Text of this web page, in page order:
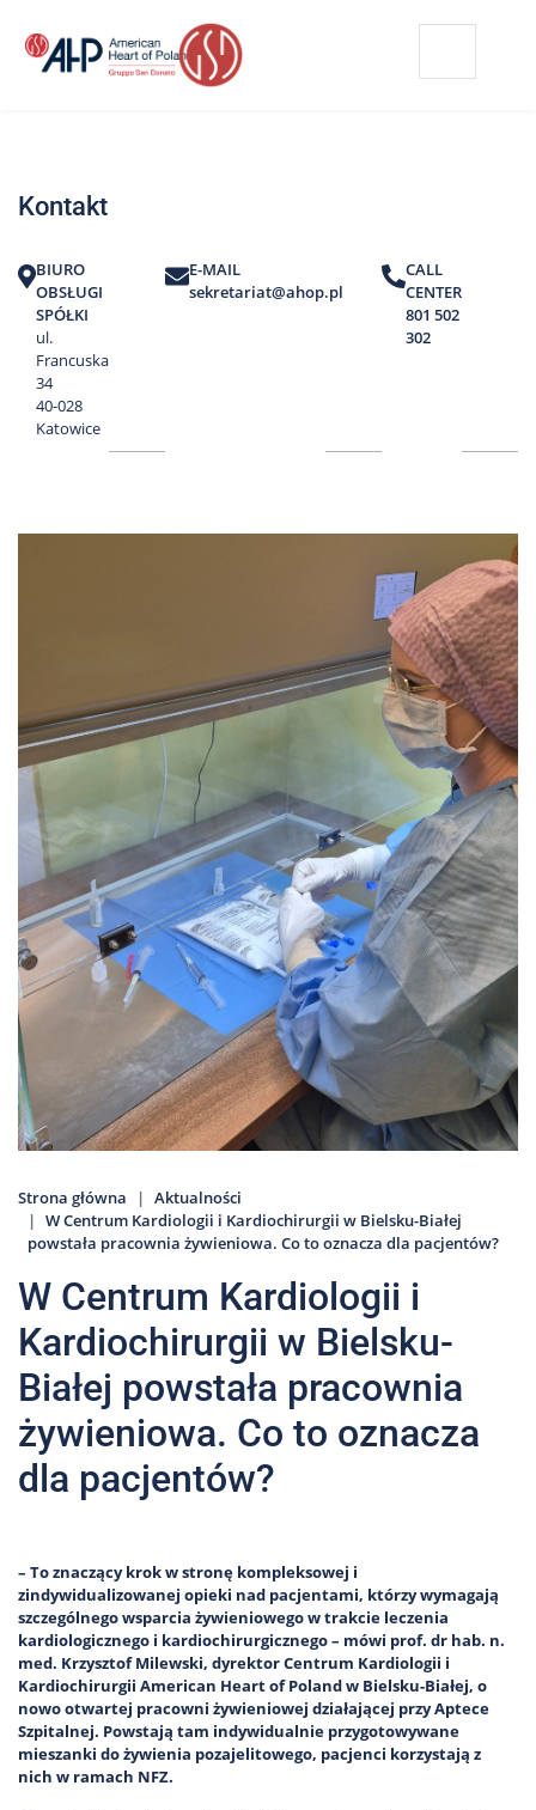
treści
Strefa
Edukacja
Pacjenta
O
nas
Marki
Nas
302
Kontakt
BIURO
OBSŁUGI
SPÓŁKI
ul.
Francuska
34
40-028
Katowice
E-MAIL
sekretariat@ahop.pl
CALL
CENTER
801 502
302
Strona główna
Aktualności
W Centrum Kardiologii i Kardiochirurgii w Bielsku-Białej
powstała pracownia żywieniowa. Co to oznacza dla pacjentów?
W Centrum Kardiologii i
Kardiochirurgii w Bielsku-
Białej powstała pracownia
żywieniowa. Co to oznacza
dla pacjentów?
– To znaczący krok w stronę kompleksowej i
zindywidualizowanej opieki nad pacjentami, którzy wymagają
szczególnego wsparcia żywieniowego w trakcie leczenia
kardiologicznego i kardiochirurgicznego – mówi prof. dr hab. n.
med. Krzysztof Milewski, dyrektor Centrum Kardiologii i
Kardiochirurgii American Heart of Poland w Bielsku-Białej, o
nowo otwartej pracowni żywieniowej działającej przy Aptece
Szpitalnej. Powstają tam indywidualnie przygotowywane
mieszanki do żywienia pozajelitowego, pacjenci korzystają z
nich w ramach NFZ.